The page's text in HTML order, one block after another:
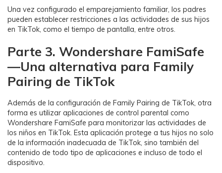
Una vez configurado el emparejamiento familiar, los padres
pueden establecer restricciones a las actividades de sus hijos
en TikTok, como el tiempo de pantalla, entre otros.
Parte 3. Wondershare FamiSafe
—Una alternativa para Family
Pairing de TikTok
Además de la configuración de Family Pairing de TikTok, otra
forma es utilizar aplicaciones de control parental como
Wondershare FamiSafe para monitorizar las actividades de
los niños en TikTok. Esta aplicación protege a tus hijos no solo
de la información inadecuada de TikTok, sino también del
contenido de todo tipo de aplicaciones e incluso de todo el
dispositivo.